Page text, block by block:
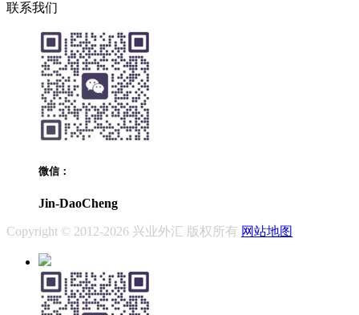
联系我们
微信：
Jin-DaoCheng
Copyright © 2012-2026 兴业外汇 版权所有 网站地图